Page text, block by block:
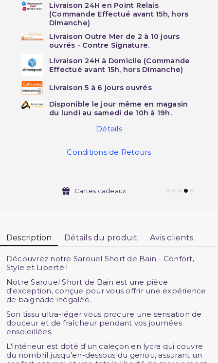
Livraison 24H en Point Relais
(Commande Effectué avant 15h, hors
Dimanche)
Livraison Outre Mer de 2 à 10 jours
ouvrés - Contre Signature.
Livraison 24H à Domicile (Commande
Effectué avant 15h, hors Dimanche)
Livraison 5 à 6 jours ouvrés
Disponible le jour même en magasin
du lundi au samedi de 10h à 19h.
Détails
Conditions de Retours
Cartes cadeaux
Description Détails du produit Avis clients
Découvrez notre Sarouel Short de Bain - Confort,
Style et Liberté !
Notre Sarouel Short de Bain est une pièce
d'exception, conçue pour vous offrir une expérience
de baignade inégalée.
Son tissu ultra-léger vous procure une sensation de
douceur et de fraîcheur pendant vos journées
ensoleillées.
L'intérieur est doté d'un caleçon en lycra qui couvre
du nombril jusqu'en-dessous du genou, assurant un